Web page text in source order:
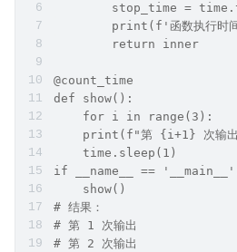
stop_time =
print(f'函数执
        return inner
@count_time
def show():
for i in
print(f"第 {i+1}
    time.sleep(1)
if __name__ ==
    show()
# 结果：
# 第 1 次输出
# 第 2 次输出